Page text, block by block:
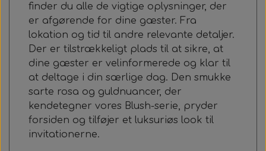
finder du alle de vigtige oplysninger, der
er afgørende for dine gæster. Fra
lokation og tid til andre relevante detaljer.
Der er tilstrækkeligt plads til at sikre, at
dine gæster er velinformerede og klar til
at deltage i din særlige dag. Den smukke
sarte rosa og guldnuancer, der
kendetegner vores Blush-serie, pryder
forsiden og tilføjer et luksuriøs look til
invitationerne.